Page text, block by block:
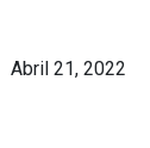
Abril 21, 2022